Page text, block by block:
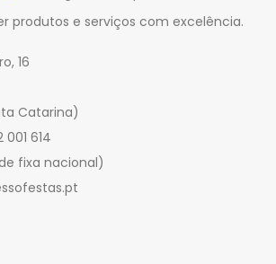
produtos e serviços com excelência.
16
Catarina)
614
fixa nacional)